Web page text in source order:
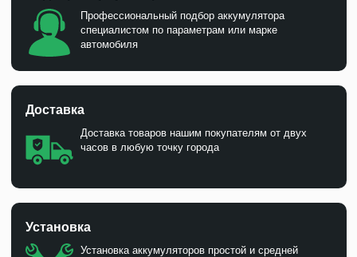
Профессиональный подбор аккумулятора
специалистом по параметрам или марке
автомобиля
Доставка
Доставка товаров нашим покупателям от двух
часов в любую точку города
Установка
Установка аккумуляторов простой и средней